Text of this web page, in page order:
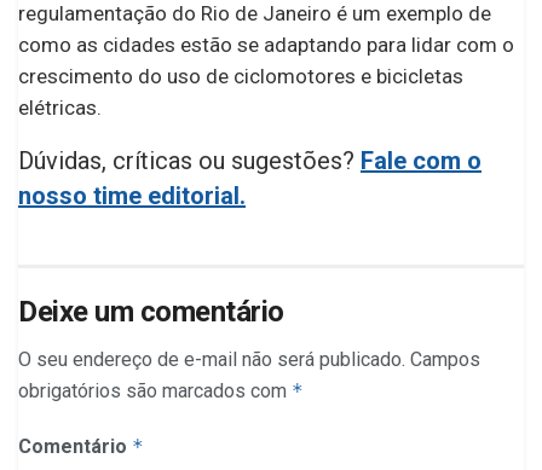
regulamentação do Rio de Janeiro é um exemplo de
como as cidades estão se adaptando para lidar com o
crescimento do uso de ciclomotores e bicicletas
elétricas.
Dúvidas, críticas ou sugestões? Fale com o
nosso time editorial.
Deixe um comentário
O seu endereço de e-mail não será publicado. Campos
obrigatórios são marcados com *
Comentário *